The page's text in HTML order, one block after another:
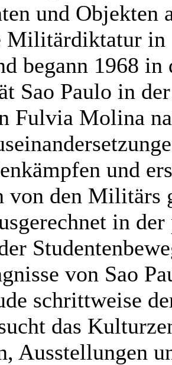
und Objekten
Militärdiktatur in
begann 1968
Sao Paulo in
Fulvia Molina
und
von den Militärs
in
von Sao
schrittweise
das
Ausstellungen